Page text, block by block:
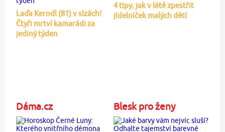
Laďa Kerndl (81) v slzách!
Čtyři mrtví kamarádi za
jediný týden
4 tipy, jak v létě zpestřit
jídelníček malých dětí
Dáma.cz Blesk pro ženy